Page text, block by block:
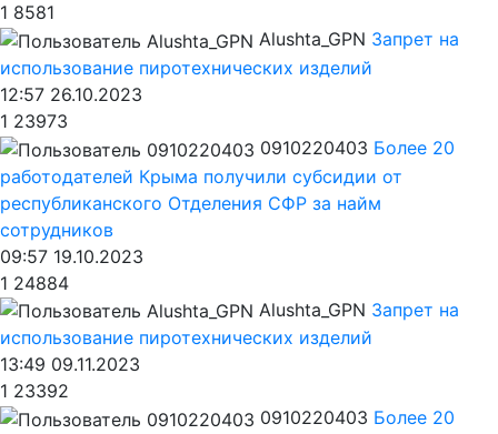
1 8581
Alushta_GPN Запрет на
использование пиротехнических изделий
12:57 26.10.2023
1 23973
0910220403 Более 20
работодателей Крыма получили субсидии от
республиканского Отделения СФР за найм
сотрудников
09:57 19.10.2023
1 24884
Alushta_GPN Запрет на
использование пиротехнических изделий
13:49 09.11.2023
1 23392
0910220403 Более 20